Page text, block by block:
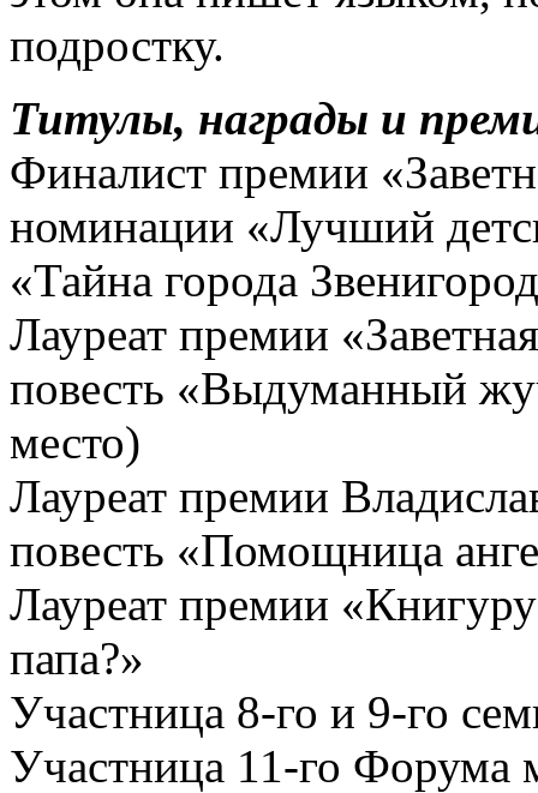
подростку.
Титулы, награды и
Финалист премии
номинации «Лучший
«Тайна города
Лауреат премии
повесть «Выдуманный
место)
Лауреат премии
повесть «Помощница
Лауреат премии
папа?»
Участница 8-го и 9-го
Участница 11-го Форума